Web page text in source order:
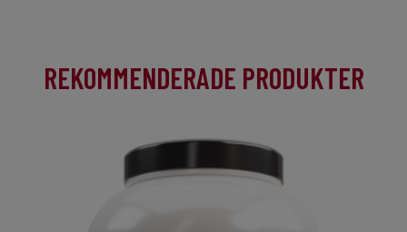
REKOMMENDERADE PRODUKTER